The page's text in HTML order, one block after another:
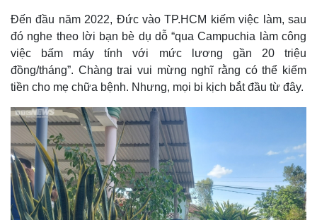
Đến đầu năm 2022, Đức vào TP.HCM kiếm việc làm, sau
đó nghe theo lời bạn bè dụ dỗ “qua Campuchia làm công
việc bấm máy tính với mức lương gần 20 triệu
đồng/tháng”. Chàng trai vui mừng nghĩ rằng có thể kiếm
tiền cho mẹ chữa bệnh. Nhưng, mọi bi kịch bắt đầu từ đây.